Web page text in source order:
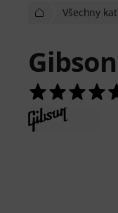
Všechny